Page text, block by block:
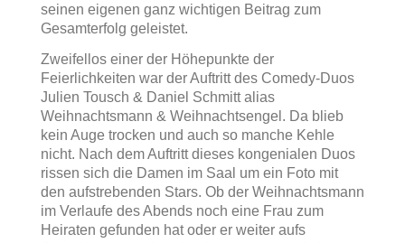
seinen eigenen ganz wichtigen Beitrag zum
Gesamterfolg geleistet.
Zweifellos einer der Höhepunkte der
Feierlichkeiten war der Auftritt des Comedy-Duos
Julien Tousch & Daniel Schmitt alias
Weihnachtsmann & Weihnachtsengel. Da blieb
kein Auge trocken und auch so manche Kehle
nicht. Nach dem Auftritt dieses kongenialen Duos
rissen sich die Damen im Saal um ein Foto mit
den aufstrebenden Stars. Ob der Weihnachtsmann
im Verlaufe des Abends noch eine Frau zum
Heiraten gefunden hat oder er weiter aufs